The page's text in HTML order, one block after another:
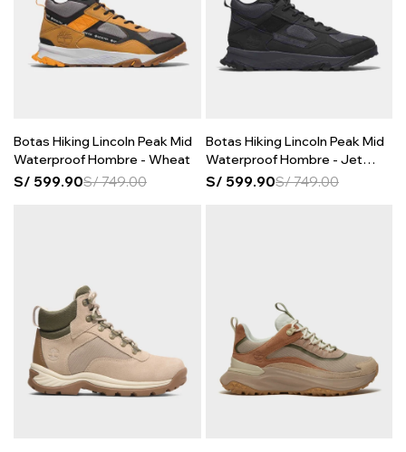
Botas Hiking Lincoln Peak Mid
Waterproof Hombre - Wheat
S/ 599.90S/749.00
Botas Hiking Lincoln Peak Mid
Waterproof Hombre - Jet
Black
S/ 599.90S/749.00